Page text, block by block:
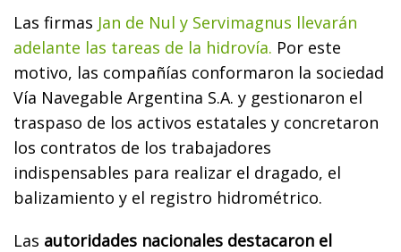
Las firmas Jan de Nul y Servimagnus llevarán
adelante las tareas de la hidrovía. Por este
motivo, las compañías conformaron la sociedad
Vía Navegable Argentina S.A. y gestionaron el
traspaso de los activos estatales y concretaron
los contratos de los trabajadores
indispensables para realizar el dragado, el
balizamiento y el registro hidrométrico.
Las autoridades nacionales destacaron el